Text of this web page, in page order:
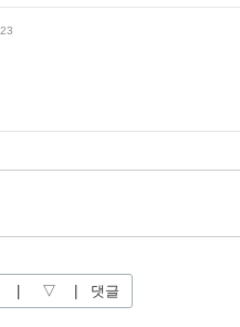
▽ 댓글